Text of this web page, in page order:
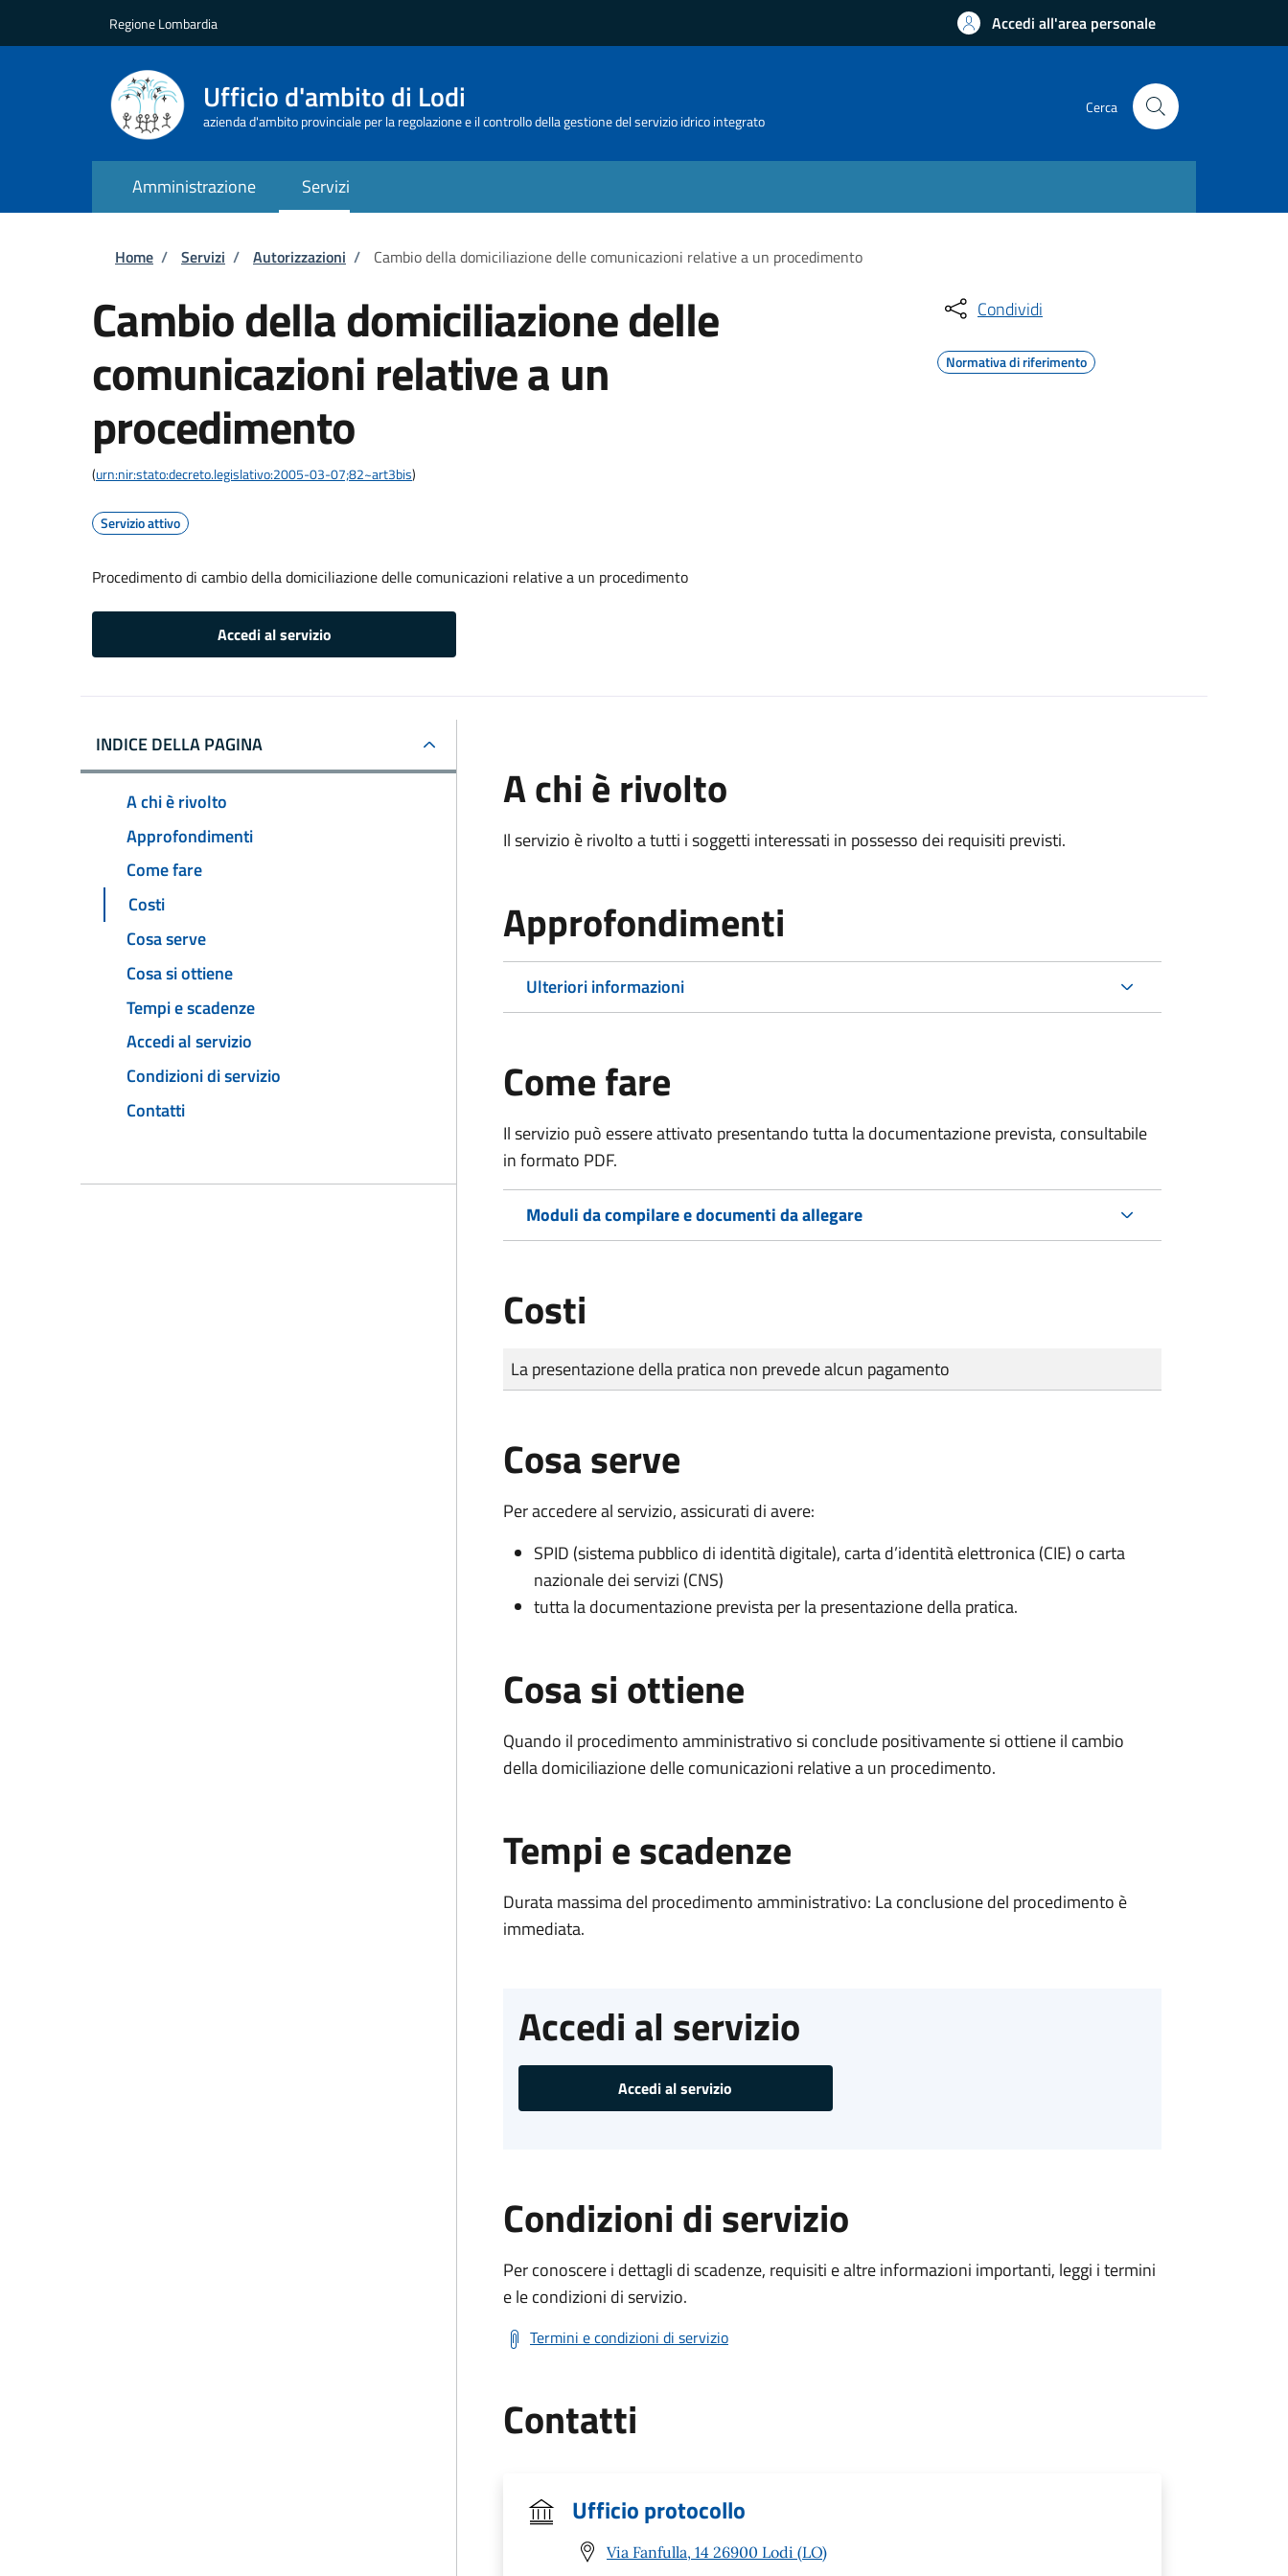
Regione Lombardia Accedi all'area personale
Ufficio d'ambito di Lodi
azienda d'ambito provinciale per la regolazione e il controllo della gestione del servizio idrico integrato
Cerca
Amministrazione Servizi
Briciole di pane
Home / Servizi / Autorizzazioni / Cambio della domiciliazione delle comunicazioni relative a un procedimento
Cambio della domiciliazione delle
comunicazioni relative a un
procedimento
(urn:nir:stato:decreto.legislativo:2005-03-07;82~art3bis)
Servizio attivo
Procedimento di cambio della domiciliazione delle comunicazioni relative a un procedimento
Accedi al servizio
Condividi
Normativa di riferimento
INDICE DELLA PAGINA
A chi è rivolto
Approfondimenti
Come fare
Costi
Cosa serve
Cosa si ottiene
Tempi e scadenze
Accedi al servizio
Condizioni di servizio
Contatti
A chi è rivolto
Il servizio è rivolto a tutti i soggetti interessati in possesso dei requisiti previsti.
Approfondimenti
Ulteriori informazioni
Come fare
Il servizio può essere attivato presentando tutta la documentazione prevista, consultabile
in formato PDF.
Moduli da compilare e documenti da allegare
Costi
Tipo di pagamento
Importo
La presentazione della pratica non prevede alcun pagamento
Cosa serve
Per accedere al servizio, assicurati di avere:
SPID (sistema pubblico di identità digitale), carta d’identità elettronica (CIE) o carta
nazionale dei servizi (CNS)
tutta la documentazione prevista per la presentazione della pratica.
Cosa si ottiene
Quando il procedimento amministrativo si conclude positivamente si ottiene il cambio
della domiciliazione delle comunicazioni relative a un procedimento.
Tempi e scadenze
Durata massima del procedimento amministrativo: La conclusione del procedimento è
immediata.
Accedi al servizio
Accedi al servizio
Condizioni di servizio
Per conoscere i dettagli di scadenze, requisiti e altre informazioni importanti, leggi i termini
e le condizioni di servizio.
Termini e condizioni di servizio
Contatti
Ufficio protocollo
Via Fanfulla, 14 26900 Lodi (LO)